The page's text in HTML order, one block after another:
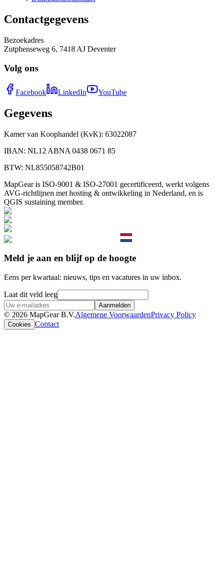
Contactgegevens
Bezoekadres
Zutphenseweg 6, 7418 AJ Deventer
Volg ons
Facebook LinkedIn YouTube
Gegevens
Kamer van Koophandel (KvK): 63022087
IBAN: NL12 ABNA 0438 0671 85
BTW: NL855058742B01
MapGear is ISO-9001 & ISO-27001 gecertificeerd, werkt volgens
AVG-richtlijnen met hosting & ontwikkeling in Nederland, en is
QGIS sustaining member.
Meld je aan en blijf op de hoogte
Eens per kwartaal: nieuws, tips en vacatures in uw inbox.
Laat dit veld leeg
Aanmelden
© 2026 MapGear B.V.Algemene VoorwaardenPrivacy Policy
Cookies Contact